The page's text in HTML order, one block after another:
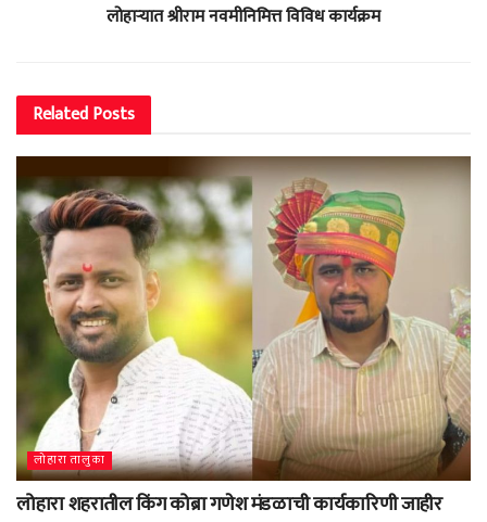
लोहाऱ्यात श्रीराम नवमीनिमित्त विविध कार्यक्रम
RelatedPosts
लोहारा तालुका
लोहारा शहरातील किंग कोब्रा गणेश मंडळाची कार्यकारिणी जाहीर